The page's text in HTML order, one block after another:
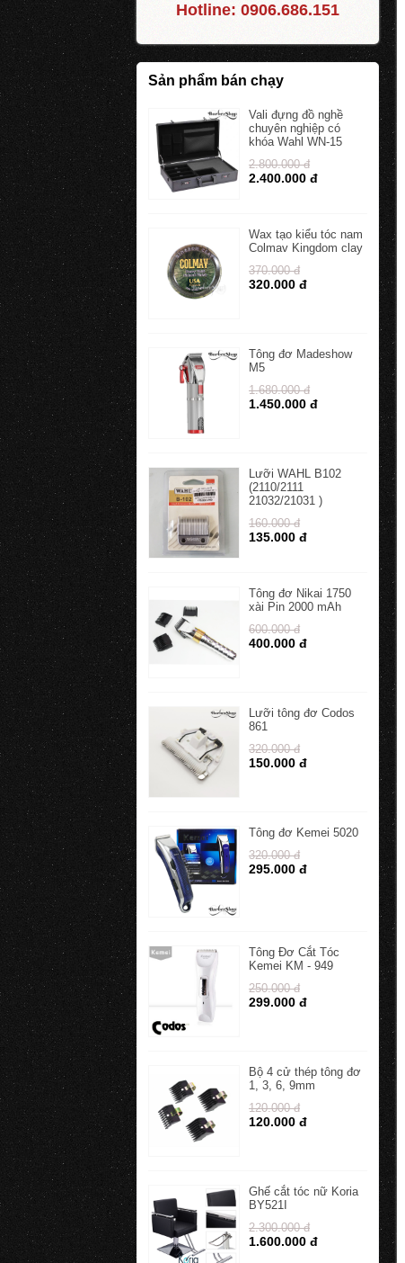
Hotline: 0906.686.151
Sản phẩm bán chạy
Vali đựng đồ nghề
chuyên nghiệp có
khóa Wahl WN-15
2.800.000 đ
2.400.000 đ
Wax tạo kiểu tóc nam
Colmav Kingdom clay
370.000 đ
320.000 đ
Tông đơ Madeshow
M5
1.680.000 đ
1.450.000 đ
Lưỡi WAHL B102
(2110/2111
21032/21031 )
160.000 đ
135.000 đ
Tông đơ Nikai 1750
xài Pin 2000 mAh
600.000 đ
400.000 đ
Lưỡi tông đơ Codos
861
320.000 đ
150.000 đ
Tông đơ Kemei 5020
320.000 đ
295.000 đ
Tông Đơ Cắt Tóc
Kemei KM - 949
250.000 đ
299.000 đ
Bộ 4 cử thép tông đơ
1, 3, 6, 9mm
120.000 đ
120.000 đ
Ghế cắt tóc nữ Koria
BY521I
2.300.000 đ
1.600.000 đ